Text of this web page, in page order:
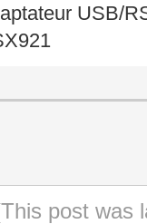
USB/
post was